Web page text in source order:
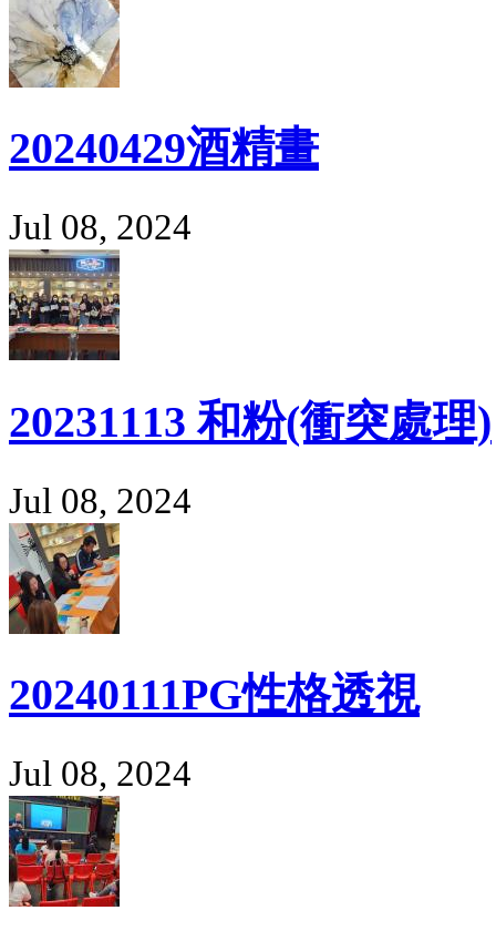
20240429酒精畫
Jul 08, 2024
20231113 和粉(衝突處理)
Jul 08, 2024
20240111PG性格透視
Jul 08, 2024